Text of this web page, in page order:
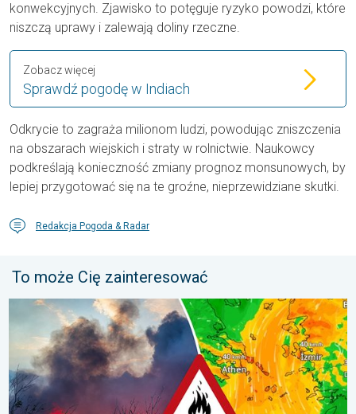
konwekcyjnych. Zjawisko to potęguje ryzyko powodzi, które
niszczą uprawy i zalewają doliny rzeczne.
Sprawdź pogodę w Indiach
Zobacz więcej
Odkrycie to zagraża milionom ludzi, powodując zniszczenia
na obszarach wiejskich i straty w rolnictwie. Naukowcy
podkreślają konieczność zmiany prognoz monsunowych, by
lepiej przygotować się na te groźne, nieprzewidziane skutki.
Redakcja Pogoda & Radar
To może Cię zainteresować
Pożary lasów szaleją także w Europie Południowo-